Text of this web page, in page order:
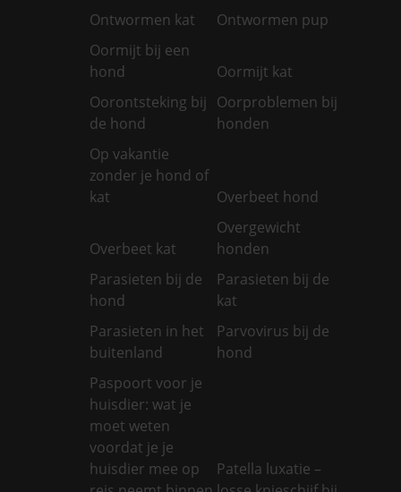
Ontwormen kat
Ontwormen pup
Oormijt bij een
hond
Oormijt kat
Oorontsteking bij
de hond
Oorproblemen bij
honden
Op vakantie
zonder je hond of
kat
Overbeet hond
Overbeet kat
Overgewicht
honden
Parasieten bij de
hond
Parasieten bij de
kat
Parasieten in het
buitenland
Parvovirus bij de
hond
Paspoort voor je
huisdier: wat je
moet weten
voordat je je
huisdier mee op
Patella luxatie –